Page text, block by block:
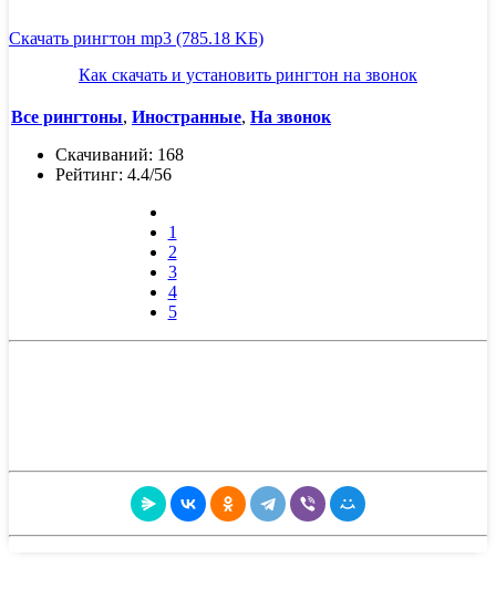
Скачать рингтон mp3 (785.18 KБ)
Как скачать и установить рингтон на звонок
Все рингтоны, Иностранные, На звонок
Скачиваний: 168
Рейтинг: 4.4/56
1
2
3
4
5